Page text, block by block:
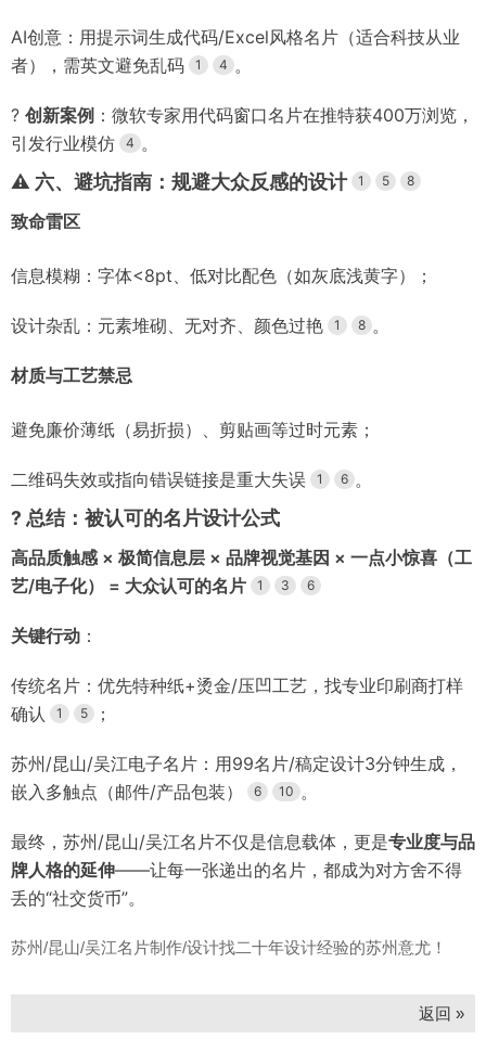
AI创意：用提示词生成代码/Excel风格名片（适合科技从业
者），需英文避免乱码
1 4 。
? 创新案例 ：微软专家用代码窗口名片在推特获400万浏览，
引发行业模仿
4 。
⚠️ 六、避坑指南：规避大众反感的设计 1 5 8
致命雷区
信息模糊：字体<8pt、低对比配色（如灰底浅黄字）；
设计杂乱：元素堆砌、无对齐、颜色过艳 1 8 。
材质与工艺禁忌
避免廉价薄纸（易折损）、剪贴画等过时元素；
二维码失效或指向错误链接是重大失误 1 6 。
? 总结：被认可的名片设计公式
高品质触感 × 极简信息层 × 品牌视觉基因 × 一点小惊喜（工
艺/电子化） = 大众认可的名片
1 3 6
关键行动 ：
传统名片：优先特种纸+烫金/压凹工艺，找专业印刷商打样
确认
1 5 ；
苏州/昆山/吴江电子名片：用99名片/稿定设计3分钟生成，
嵌入多触点（邮件/产品包装）
6 10 。
最终，苏州/昆山/吴江名片不仅是信息载体，更是专业度与品
牌人格的延伸——让每一张递出的名片，都成为对方舍不得
丢的“社交货币”。
苏州/昆山/吴江名片制作/设计找二十年设计经验的苏州意尤！
返回 »